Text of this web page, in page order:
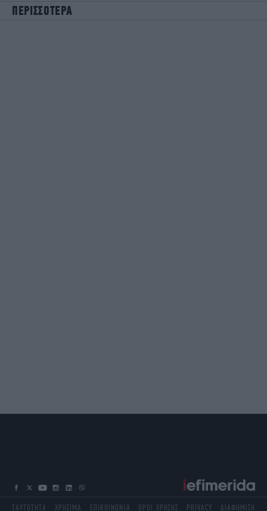
ΠΕΡΙΣΣΟΤΕΡΑ
ΤΑΥΤΟΤΗΤΑ ΧΡΗΣΙΜΑ ΕΠΙΚΟΙΝΩΝΙΑ ΟΡΟΙ ΧΡΗΣΗΣ PRIVACY ΔΙΑΦΗΜΙΣΗ